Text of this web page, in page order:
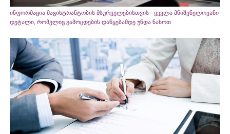
ინფორმაცია მაგისტრანტობის მსურველებისთვის - ყველა მნიშვნელოვანი
დეტალი, რომელიც გამოცდების დაწყებამდე უნდა ნახოთ